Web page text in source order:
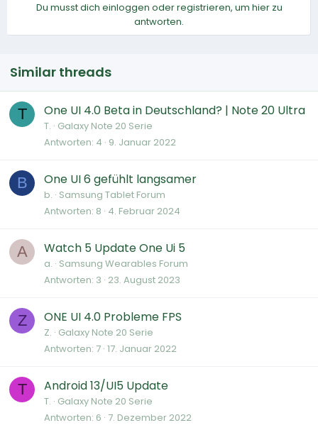
Du musst dich einloggen oder registrieren, um hier zu
antworten.
Similar threads
T One UI 4.0 Beta in Deutschland? | Note 20 Ultra
T. Galaxy Note 20 Serie
Antworten 4 9. Januar 2022
B One UI 6 gefühlt langsamer
b. Samsung Tablet Forum
Antworten 8 4. Februar 2024
A Watch 5 Update One Ui 5
a. Samsung Wearables Forum
Antworten 3 23. August 2023
Z ONE UI 4.0 Probleme FPS
Z. Galaxy Note 20 Serie
Antworten 7 17. Januar 2022
T Android 13/UI5 Update
T. Galaxy Note 20 Serie
Antworten 6 7. Dezember 2022